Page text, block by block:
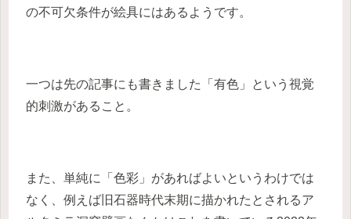
の不可欠条件が絵具にはあるようです。
一つは先の記事にも書きました「有色」という視覚
的刺激があること。
また、単純に「色彩」があればよいというわけでは
なく、例えば旧石器時代末期に描かれたとされるア